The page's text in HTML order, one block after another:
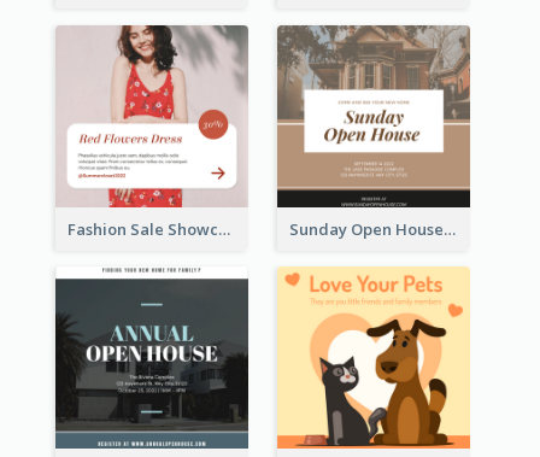
Fashion Sale Showcase Instagram Post Sunday Open House Instagram Post